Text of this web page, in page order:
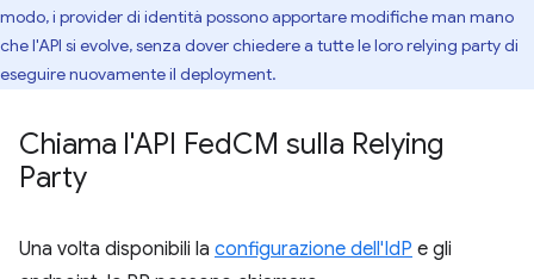
modo, i provider di identità possono apportare modifiche man mano
che l'API si evolve, senza dover chiedere a tutte le loro relying party di
eseguire nuovamente il deployment.
Chiama l'API FedCM sulla Relying
Party
Una volta disponibili la configurazione dell'IdP e gli